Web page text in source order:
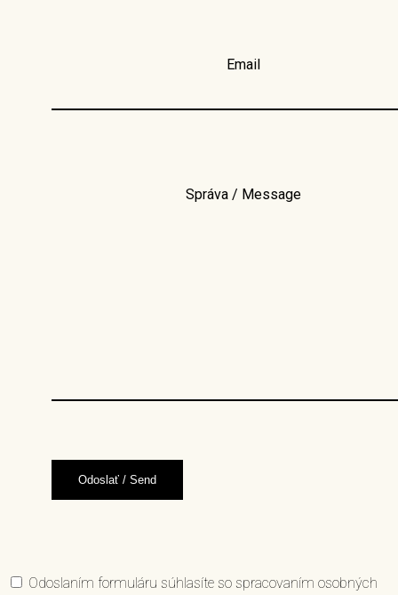
Email
Správa / Message
Odoslaním formuláru súhlasíte so spracovaním osobných